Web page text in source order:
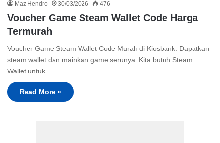
Maz Hendro 30/03/2026 476
Voucher Game Steam Wallet Code Harga
Termurah
Voucher Game Steam Wallet Code Murah di Kiosbank. Dapatkan
steam wallet dan mainkan game serunya. Kita butuh Steam
Wallet untuk…
Read More »